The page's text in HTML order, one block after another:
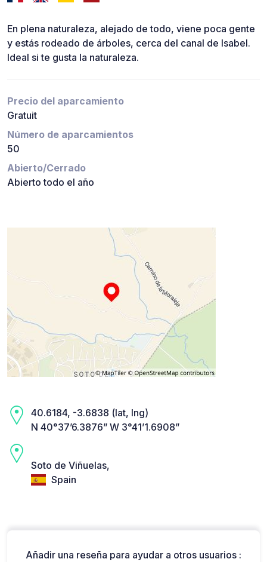
En plena naturaleza, alejado de todo, viene poca gente
y estás rodeado de árboles, cerca del canal de Isabel.
Ideal si te gusta la naturaleza.
Precio del aparcamiento
Gratuit
Número de aparcamientos
50
Abierto/Cerrado
Abierto todo el año
40.6184, -3.6838 (lat, lng)
N 40°37’6.3876” W 3°41’1.6908”
Soto de Viñuelas,
Spain
Añadir una reseña para ayudar a otros usuarios :